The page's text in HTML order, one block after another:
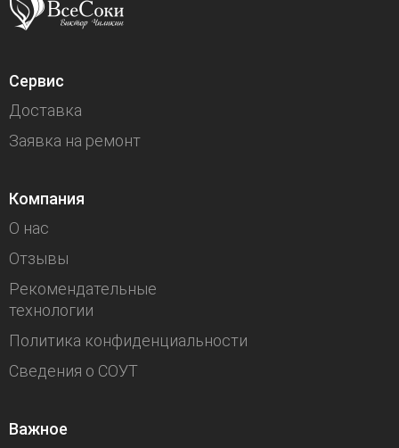
Сервис
Доставка
Заявка на ремонт
Компания
О нас
Отзывы
Рекомендательные
технологии
Политика конфиденциальности
Сведения о СОУТ
Важное